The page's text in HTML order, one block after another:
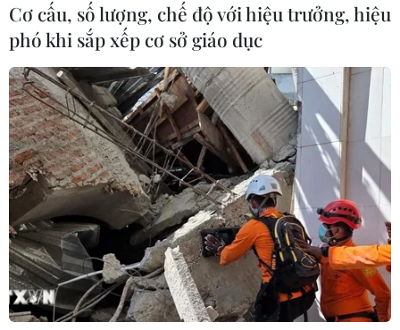
Cơ cấu, số lượng, chế độ với hiệu trưởng, hiệu
phó khi sắp xếp cơ sở giáo dục